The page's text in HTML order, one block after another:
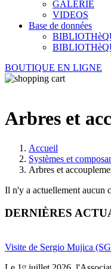
GALERIE
VIDEOS
Base de données
BOUTIQUE EN LIGNE
Arbres et
Accueil
Systèmes et
Arbres et
Il n'y a actuellement aucun
DERNIÈRES
Visite de Sergio Mujica